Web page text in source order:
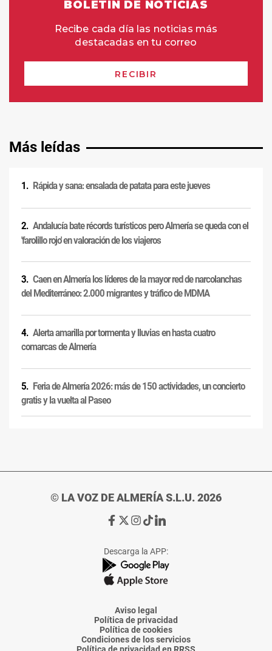
Más leídas
Rápida y sana: ensalada de patata para este jueves
Andalucía bate récords turísticos pero Almería se queda con el
'farolillo rojo' en valoración de los viajeros
Caen en Almería los líderes de la mayor red de narcolanchas
del Mediterráneo: 2.000 migrantes y tráfico de MDMA
Alerta amarilla por tormenta y lluvias en hasta cuatro
comarcas de Almería
Feria de Almería 2026: más de 150 actividades, un concierto
gratis y la vuelta al Paseo
© LA VOZ DE ALMERÍA S.L.U. 2026
Ir
de
La
Voz
Almería
Ir
de
La
Voz
Almería
Ir
de
La
Voz
Almería
Ir
de
La
Voz
Almería
Ir
de
La
Voz
Descarga la APP:
Aviso legal
Política de privacidad
Política de cookies
Condiciones de los servicios